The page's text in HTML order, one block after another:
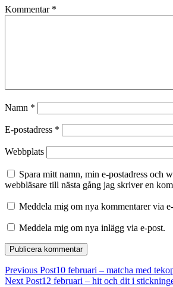
Kommentar *
Namn *
E-postadress *
Webbplats
Spara mitt namn, min e-postadress och
webbläsare till nästa gång jag skriver en
Meddela mig om nya kommentarer via
Meddela mig om nya inlägg via e-post.
Previous Post10 februari – matcha med
Next Post12 februari – hit och dit i